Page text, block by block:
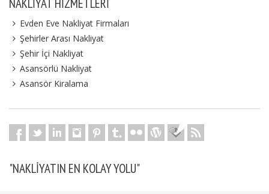
NAKLIYAT HIZMETLERI
Evden Eve Nakliyat Firmaları
Şehirler Arası Nakliyat
Şehir İçi Nakliyat
Asansörlü Nakliyat
Asansör Kiralama
"NAKLIYATIN EN KOLAY YOLU"